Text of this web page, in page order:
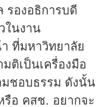
องอธิการบดี
ในงาน
ที่มหาวิทยาลัย
ติเป็นเครื่องมือ
ชอบธรรม ดังนั้น
อ คสช. อยากจะ